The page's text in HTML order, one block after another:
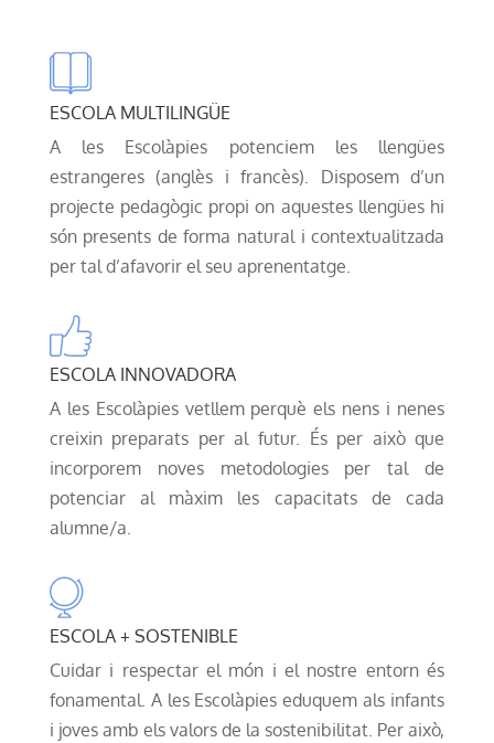
ESCOLA MULTILINGÜE
A les Escolàpies potenciem les llengües
estrangeres (anglès i francès). Disposem d’un
projecte pedagògic propi on aquestes llengües hi
són presents de forma natural i contextualitzada
per tal d’afavorir el seu aprenentatge.
ESCOLA INNOVADORA
A les Escolàpies vetllem perquè els nens i nenes
creixin preparats per al futur. És per això que
incorporem noves metodologies per tal de
potenciar al màxim les capacitats de cada
alumne/a.
ESCOLA + SOSTENIBLE
Cuidar i respectar el món i el nostre entorn és
fonamental. A les Escolàpies eduquem als infants
i joves amb els valors de la sostenibilitat. Per això,